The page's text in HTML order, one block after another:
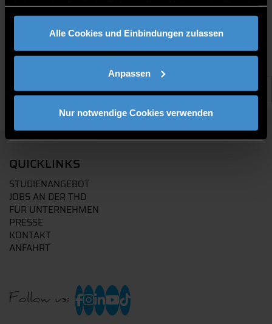
gesammelt haben.
Alle Cookies und Einbindungen zulassen
Anpassen
Nur notwendige Cookies verwenden
QUICKLINKS
STUDIENANGEBOT
JOBS AN DER THD
FÜR UNTERNEHMEN
PRESSE
KONTAKT
ANFAHRT
Follow us: